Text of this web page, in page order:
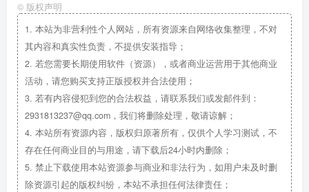
© 版权声明
1. 本站为非营利性个人网站，所有资源来自网络收集整理，不对
其内容和真实性负责，不提供安装指导；
2. 若您需要长期使用软件（资源），或者商业运营用于其他商业
活动，请您购买支持正版授权并合法使用；
3. 若有内容侵犯到您的合法权益，请联系我们或发邮件到：
2931813237@qq.com，我们将删除处理，敬请谅解；
4. 本站所有资源内容，版权归原著所有，仅供个人学习测试，不
存在任何商业目的与用途，请下载后24小时内删除；
5. 禁止下载使用本站资源参与商业和非法行为，如用户未及时删
除资源引起的版权纠纷，本站不承担任何法律责任；